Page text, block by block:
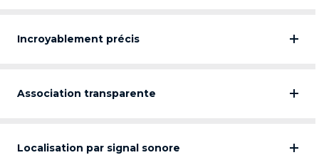
Incroyablement précis
Association transparente
Localisation par signal sonore